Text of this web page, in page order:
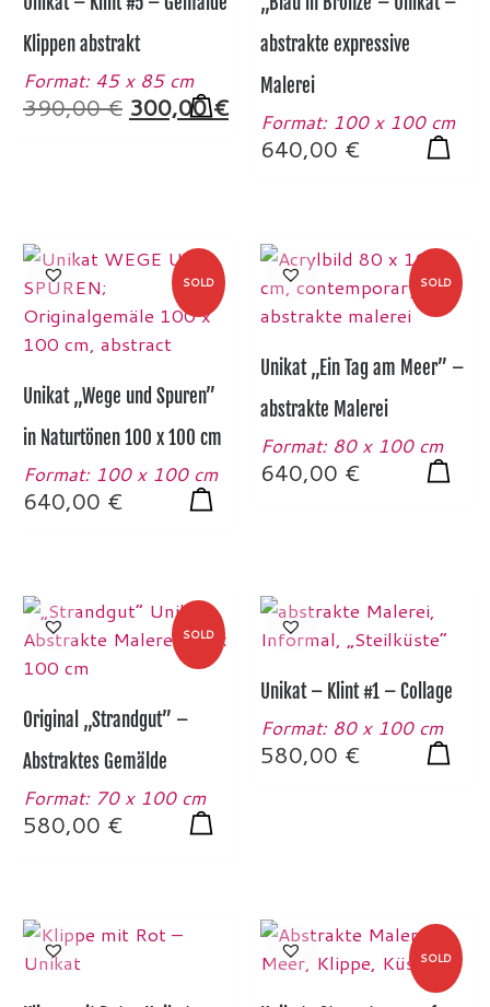
Klippen abstrakt
Format: 45 x 85 cm
390,00€ Ursprünglicher Preis war: 390,00
300,00€Aktueller Preis ist:
abstrakte expressive
Malerei
Format: 100 x 100 cm
640,00 €
SOLD
Unikat „Wege und Spuren”
in Naturtönen 100 x 100 cm
Format: 100 x 100 cm
640,00 €
SOLD
Unikat „Ein Tag am Meer” –
abstrakte Malerei
Format: 80 x 100 cm
640,00 €
SOLD
Original „Strandgut” –
Abstraktes Gemälde
Format: 70 x 100 cm
580,00 €
Unikat – Klint #1 – Collage
Format: 80 x 100 cm
580,00 €
SOLD